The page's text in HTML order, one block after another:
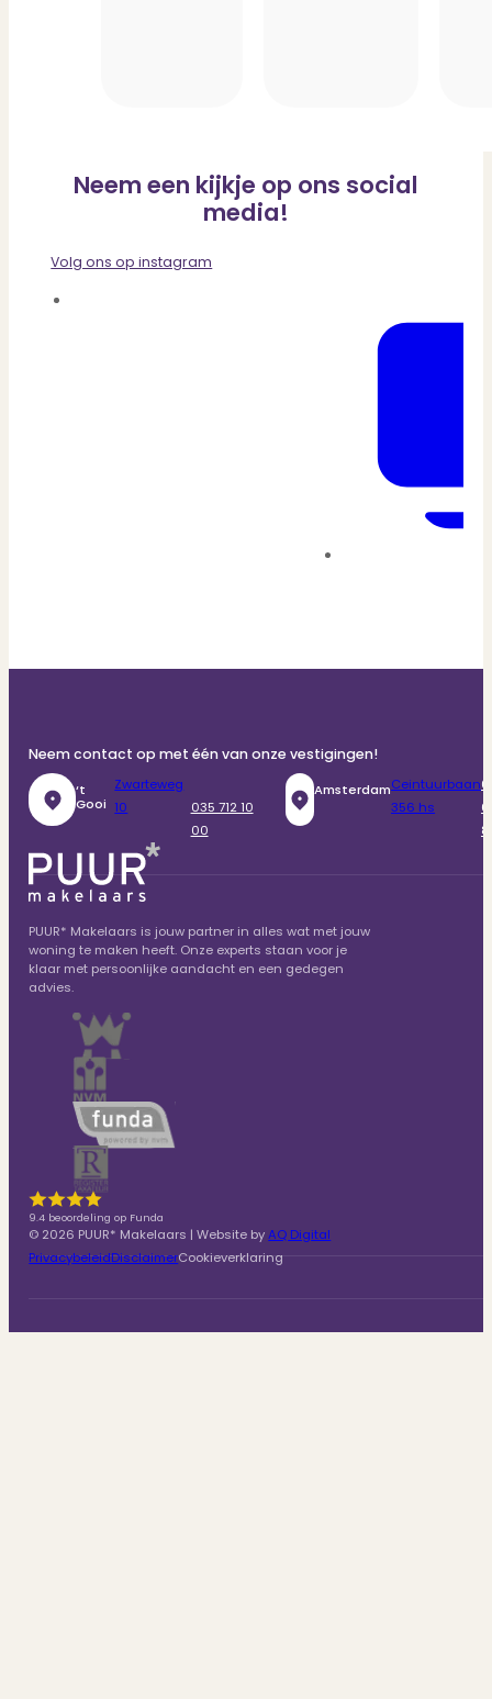
Neem een kijkje op ons social
media!
Volg ons op instagram
Neem contact op met één van onze vestigingen!
‘t
Gooi
Zwarteweg
10
035 712 10
00
AmsterdamCeintuurbaan
356 hs
PUUR* Makelaars is jouw partner in alles wat met jouw
woning te maken heeft. Onze experts staan voor je
klaar met persoonlijke aandacht en een gedegen
advies.
9.4 beoordeling op Funda
© 2026 PUUR* Makelaars | Website byAQ Digital
PrivacybeleidDisclaimerCookieverklaring